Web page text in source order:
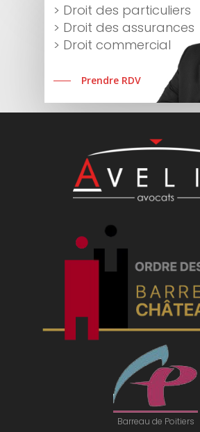
> Droit des particuliers
> Droit des assurances
> Droit commercial
Prendre RDV
Barreau de Poitiers